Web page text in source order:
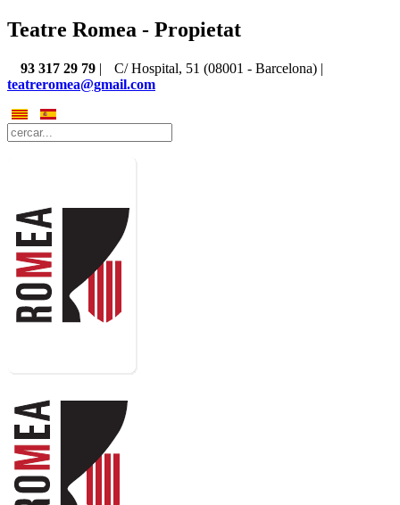
Teatre Romea - Propietat
93 317 29 79 |
C/ Hospital, 51 (08001 - Barcelona) |
teatreromea@gmail.com